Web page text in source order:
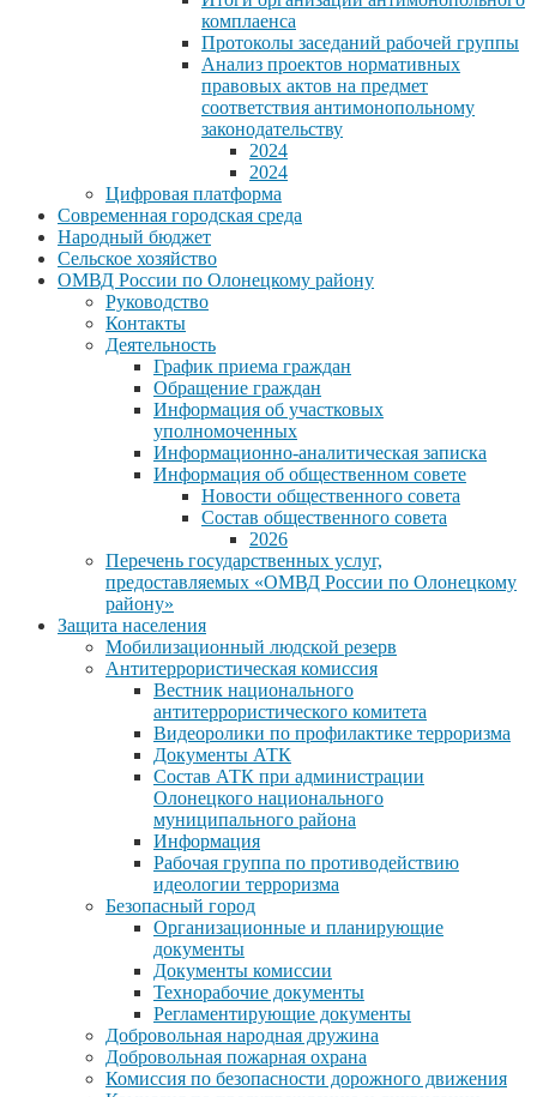
комплаенса
Протоколы заседаний рабочей группы
Анализ проектов нормативных
правовых актов на предмет
соответствия антимонопольному
законодательству
2024
2024
Цифровая платформа
Современная городская среда
Народный бюджет
Сельское хозяйство
ОМВД России по Олонецкому району
Руководство
Контакты
Деятельность
График приема граждан
Обращение граждан
Информация об участковых
уполномоченных
Информационно-аналитическая записка
Информация об общественном совете
Новости общественного совета
Состав общественного совета
2026
Перечень государственных услуг,
предоставляемых «ОМВД России по Олонецкому
району»
Защита населения
Мобилизационный людской резерв
Антитеррористическая комиссия
Вестник национального
антитеррористического комитета
Видеоролики по профилактике терроризма
Документы АТК
Состав АТК при администрации
Олонецкого национального
муниципального района
Информация
Рабочая группа по противодействию
идеологии терроризма
Безопасный город
Организационные и планирующие
документы
Документы комиссии
Технорабочие документы
Регламентирующие документы
Добровольная народная дружина
Добровольная пожарная охрана
Комиссия по безопасности дорожного движения